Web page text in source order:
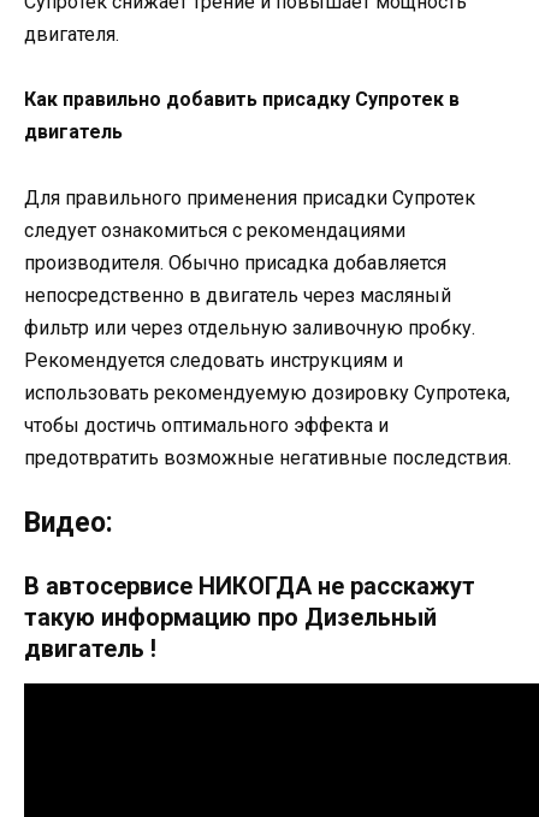
двигателя.
Как правильно добавить присадку Супротек в
двигатель
Для правильного применения присадки Супротек
следует ознакомиться с рекомендациями
производителя. Обычно присадка добавляется
непосредственно в двигатель через масляный
фильтр или через отдельную заливочную пробку.
Рекомендуется следовать инструкциям и
использовать рекомендуемую дозировку Супротека,
чтобы достичь оптимального эффекта и
предотвратить возможные негативные последствия.
Видео:
В автосервисе НИКОГДА не расскажут
такую информацию про Дизельный
двигатель !